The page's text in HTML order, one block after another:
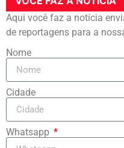
Aqui você faz a notícia
de reportagens para a
Nome
Cidade
Whatsapp